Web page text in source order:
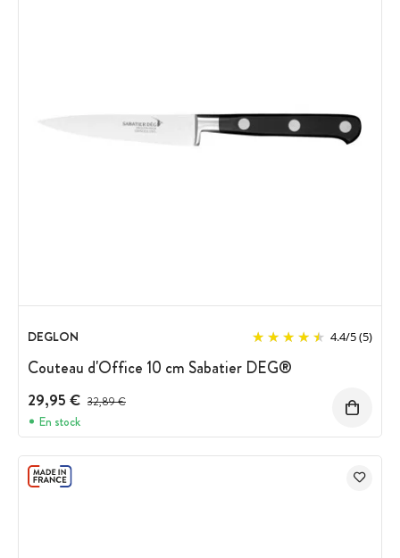
DEGLON 4.4/5(5)
Couteau d'Office 10 cm Sabatier DEG®
29,95 € Prix avant réduction :
32,89 €
En stock